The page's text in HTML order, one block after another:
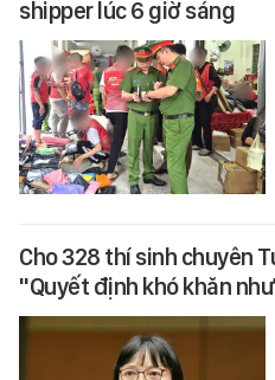
shipper lúc 6 giờ sáng
Cho 328 thí sinh chuyên
"Quyết định khó khăn